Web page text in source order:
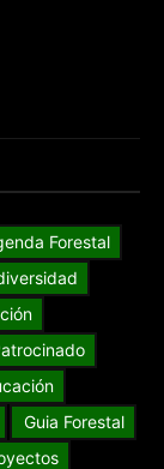
Forestal
Guia Forestal